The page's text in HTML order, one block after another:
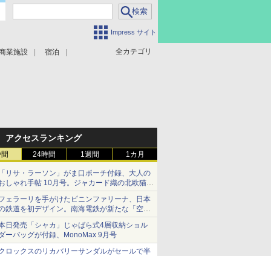
Impress サイト
全カテゴリ
業施設 宿泊
アクセスランキング
24時間 1週間 1カ月
リサ・ラーソン」がま口ポーチ付録、大人の
しゃれ手帖 10月号。ジャカード織の北欧猫デ
イン
ェラーリを手がけたピニンファリーナ、日本
鉄道を初デザイン。南海電鉄が新たな「空港
急」をなにわ筋線へ導入
日発売「シャカ」じゃばら式4層収納ショル
ーバッグが付録、MonoMax 9月号
ロックスのリカバリーサンダルがセールで半